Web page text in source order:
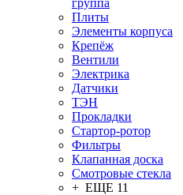
группа
Плиты
Элементы корпуса
Крепёж
Вентили
Электрика
Датчики
ТЭН
Прокладки
Стартор-ротор
Фильтры
Клапанная доска
Смотровые стекла
+ ЕЩЕ 11